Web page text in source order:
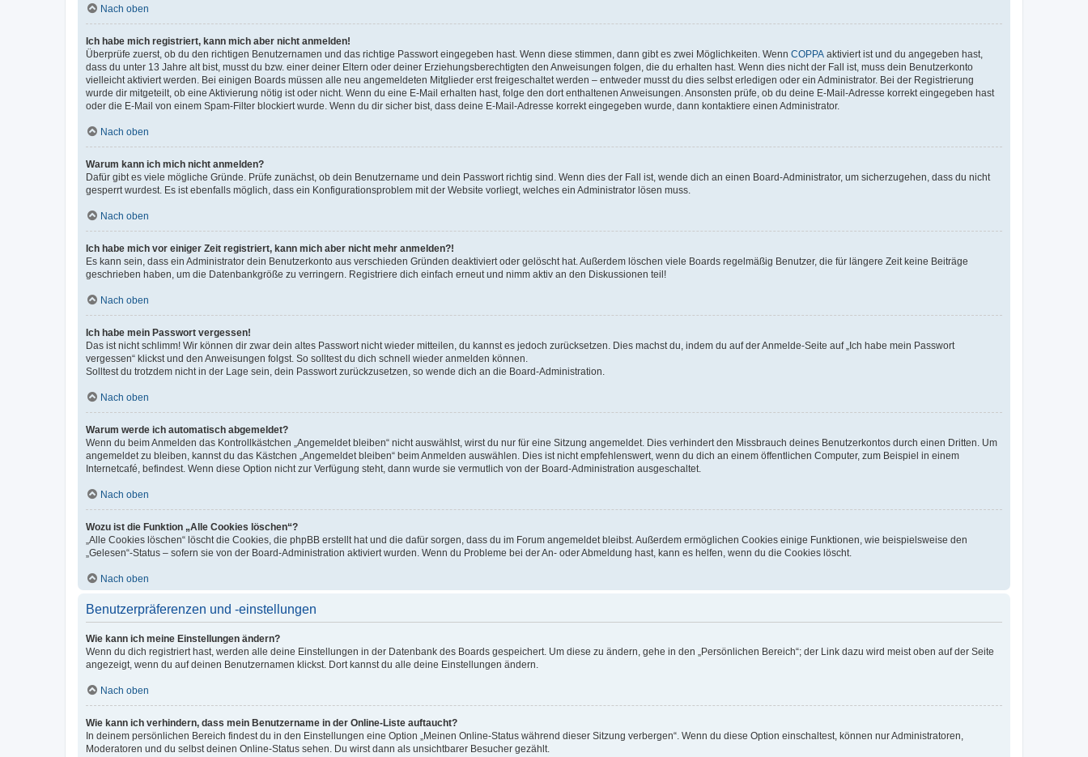
Nach oben
Ich habe mich registriert, kann mich aber nicht anmelden!
Überprüfe zuerst, ob du den richtigen Benutzernamen und das richtige Passwort eingegeben hast. Wenn diese stimmen, dann gibt es zwei Möglichkeiten. Wenn COPPA aktiviert ist und du angegeben hast,
dass du unter 13 Jahre alt bist, musst du bzw. einer deiner Eltern oder deiner Erziehungsberechtigten den Anweisungen folgen, die du erhalten hast. Wenn dies nicht der Fall ist, muss dein Benutzerkonto
vielleicht aktiviert werden. Bei einigen Boards müssen alle neu angemeldeten Mitglieder erst freigeschaltet werden – entweder musst du dies selbst erledigen oder ein Administrator. Bei der Registrierung
wurde dir mitgeteilt, ob eine Aktivierung nötig ist oder nicht. Wenn du eine E-Mail erhalten hast, folge den dort enthaltenen Anweisungen. Ansonsten prüfe, ob du deine E-Mail-Adresse korrekt eingegeben hast
oder die E-Mail von einem Spam-Filter blockiert wurde. Wenn du dir sicher bist, dass deine E-Mail-Adresse korrekt eingegeben wurde, dann kontaktiere einen Administrator.
Nach oben
Warum kann ich mich nicht anmelden?
Dafür gibt es viele mögliche Gründe. Prüfe zunächst, ob dein Benutzername und dein Passwort richtig sind. Wenn dies der Fall ist, wende dich an einen Board-Administrator, um sicherzugehen, dass du nicht
gesperrt wurdest. Es ist ebenfalls möglich, dass ein Konfigurationsproblem mit der Website vorliegt, welches ein Administrator lösen muss.
Nach oben
Ich habe mich vor einiger Zeit registriert, kann mich aber nicht mehr anmelden?!
Es kann sein, dass ein Administrator dein Benutzerkonto aus verschieden Gründen deaktiviert oder gelöscht hat. Außerdem löschen viele Boards regelmäßig Benutzer, die für längere Zeit keine Beiträge
geschrieben haben, um die Datenbankgröße zu verringern. Registriere dich einfach erneut und nimm aktiv an den Diskussionen teil!
Nach oben
Ich habe mein Passwort vergessen!
Das ist nicht schlimm! Wir können dir zwar dein altes Passwort nicht wieder mitteilen, du kannst es jedoch zurücksetzen. Dies machst du, indem du auf der Anmelde-Seite auf „Ich habe mein Passwort
vergessen“ klickst und den Anweisungen folgst. So solltest du dich schnell wieder anmelden können.
Solltest du trotzdem nicht in der Lage sein, dein Passwort zurückzusetzen, so wende dich an die Board-Administration.
Nach oben
Warum werde ich automatisch abgemeldet?
Wenn du beim Anmelden das Kontrollkästchen „Angemeldet bleiben“ nicht auswählst, wirst du nur für eine Sitzung angemeldet. Dies verhindert den Missbrauch deines Benutzerkontos durch einen Dritten. Um
angemeldet zu bleiben, kannst du das Kästchen „Angemeldet bleiben“ beim Anmelden auswählen. Dies ist nicht empfehlenswert, wenn du dich an einem öffentlichen Computer, zum Beispiel in einem
Internetcafé, befindest. Wenn diese Option nicht zur Verfügung steht, dann wurde sie vermutlich von der Board-Administration ausgeschaltet.
Nach oben
Wozu ist die Funktion „Alle Cookies löschen“?
„Alle Cookies löschen“ löscht die Cookies, die phpBB erstellt hat und die dafür sorgen, dass du im Forum angemeldet bleibst. Außerdem ermöglichen Cookies einige Funktionen, wie beispielsweise den
„Gelesen“-Status – sofern sie von der Board-Administration aktiviert wurden. Wenn du Probleme bei der An- oder Abmeldung hast, kann es helfen, wenn du die Cookies löscht.
Nach oben
Benutzerpräferenzen und -einstellungen
Wie kann ich meine Einstellungen ändern?
Wenn du dich registriert hast, werden alle deine Einstellungen in der Datenbank des Boards gespeichert. Um diese zu ändern, gehe in den „Persönlichen Bereich“; der Link dazu wird meist oben auf der Seite
angezeigt, wenn du auf deinen Benutzernamen klickst. Dort kannst du alle deine Einstellungen ändern.
Nach oben
Wie kann ich verhindern, dass mein Benutzername in der Online-Liste auftaucht?
In deinem persönlichen Bereich findest du in den Einstellungen eine Option „Meinen Online-Status während dieser Sitzung verbergen“. Wenn du diese Option einschaltest, können nur Administratoren,
Moderatoren und du selbst deinen Online-Status sehen. Du wirst dann als unsichtbarer Besucher gezählt.